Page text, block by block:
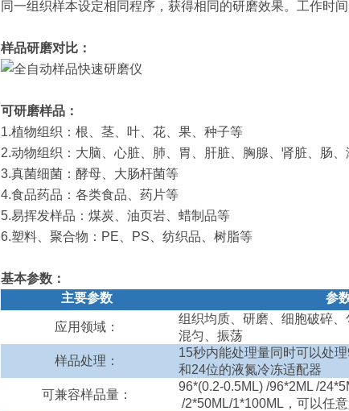
同一组织样本设定相同程序，获得相同的研磨效果。工作时
样品研磨对比：
可研磨样品：
1.植物组织：根、茎、叶、花、果、种子等
2.动物组织：大脑、心脏、肺、胃、肝脏、胸腺、肾脏、肠
3.真菌细菌：酵母、大肠杆菌等
4.食品药品：各类食品、药片等
5.易挥发样品：煤炭、油页岩、蜡制品等
6.塑料、聚合物：PE、PS、纺织品、树脂等
基本参数：
主要参数
参
应用领域：
组织均质、研磨、细胞破碎
混匀、振荡
样品处理：
15秒内能处理量同时可以处理
和24位的液氮冷冻适配器
可兼容样品量：
96*(0.2-0.5ML) /96*2ML /
/2*50ML/1*100ML ，可以任